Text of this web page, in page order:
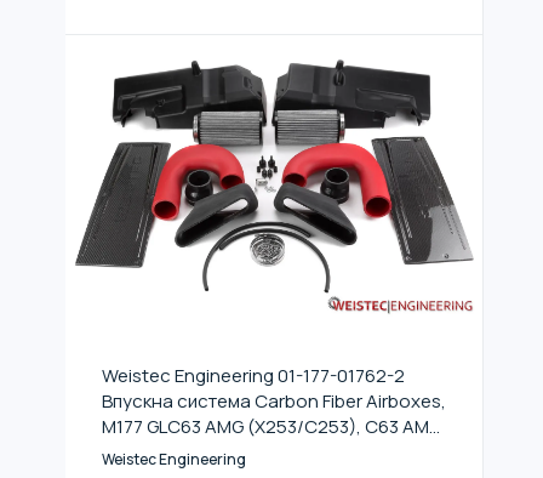
Weistec Engineering 01-177-01762-2
Впускна система Carbon Fiber Airboxes,
M177 GLC63 AMG (X253/C253), C63 AMG
(A205/C205/S205/W205)
Weistec Engineering